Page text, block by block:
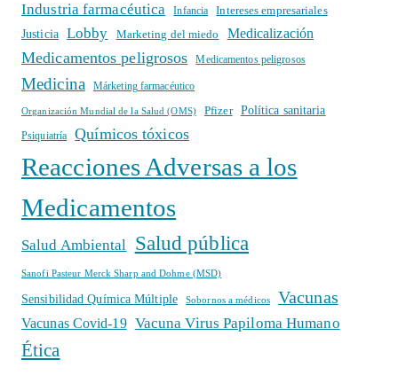
Industria farmacéutica Infancia
Intereses empresariales
Justicia
Lobby Marketing del miedo Medicalización
Medicamentos peligrosos Medicamentos peligrosos
Medicina Márketing farmacéutico
Organización Mundial de la Salud (OMS) Pfizer Política sanitaria
Psiquiatría Químicos tóxicos
Reacciones Adversas a los
Medicamentos
Salud Ambiental Salud pública
Sanofi Pasteur Merck Sharp and Dohme (MSD)
Sensibilidad Química Múltiple Sobornos a médicos Vacunas
Vacunas Covid-19 Vacuna Virus Papiloma Humano
Ética